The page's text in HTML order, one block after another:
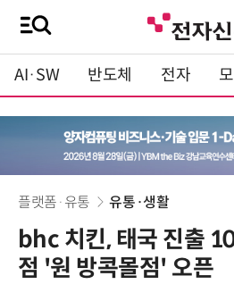
AI·SW 반도체 전자
플랫폼·유통 유통·생활
bhc 치킨, 태국 진출
점 '원 방콕몰점' 오픈